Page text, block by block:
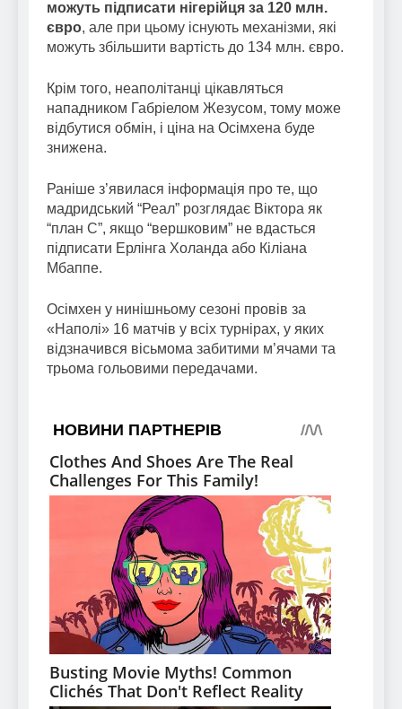
можуть підписати нігерійця за 120 млн.
євро, але при цьому існують механізми, які
можуть збільшити вартість до 134 млн. євро.
Крім того, неаполітанці цікавляться
нападником Габріелом Жезусом, тому може
відбутися обмін, і ціна на Осімхена буде
знижена.
Раніше з’явилася інформація про те, що
мадридський “Реал” розглядає Віктора як
“план С”, якщо “вершковим” не вдасться
підписати Ерлінга Холанда або Кіліана
Мбаппе.
Осімхен у нинішньому сезоні провів за
«Наполі» 16 матчів у всіх турнірах, у яких
відзначився вісьмома забитими м’ячами та
трьома гольовими передачами.